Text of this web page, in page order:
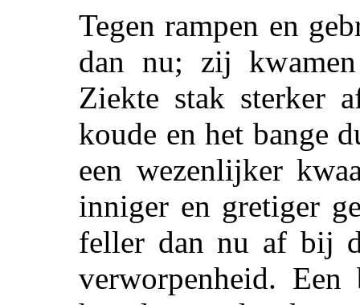
Tegen rampen en
dan nu; zij
Ziekte stak sterker
koude en het bange
een wezenlijker
inniger en gretiger
feller dan nu af bij
verworpenheid. Een